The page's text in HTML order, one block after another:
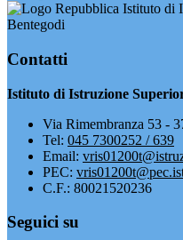
Istituto di
Bentegodi
Contatti
Istituto di Istruzione
Via Rimembranza 53 -
Tel: 045 7300252 / 639
Email:
PEC:
C.F.: 80021520236
Seguici su